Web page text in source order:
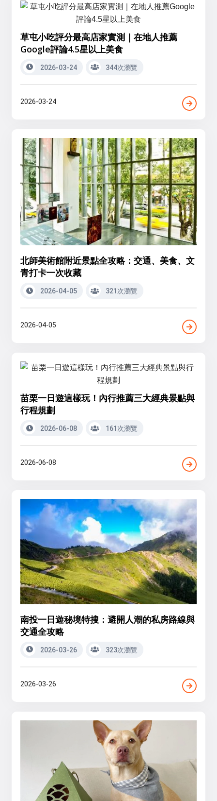
草屯小吃評分最高店家實測｜在地人推薦
Google評論4.5星以上美食
2026-03-24 344次瀏覽
2026-03-24
北師美術館附近景點全攻略：交通、美食、文
青打卡一次收藏
2026-04-05 321次瀏覽
2026-04-05
苗栗一日遊這樣玩！內行推薦三大經典景點與
行程規劃
2026-06-08 161次瀏覽
2026-06-08
南投一日遊秘境特搜：避開人潮的私房路線與
交通全攻略
2026-03-26 323次瀏覽
2026-03-26